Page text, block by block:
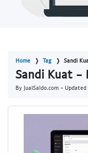
Home Tag Sandi
Sandi Kuat -
By JualSaldo.com - Updated